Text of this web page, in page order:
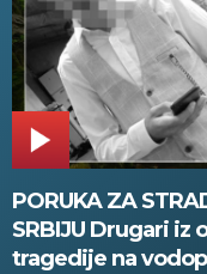
PORUKA ZA
SRBIJU Drugari iz
tragedije na